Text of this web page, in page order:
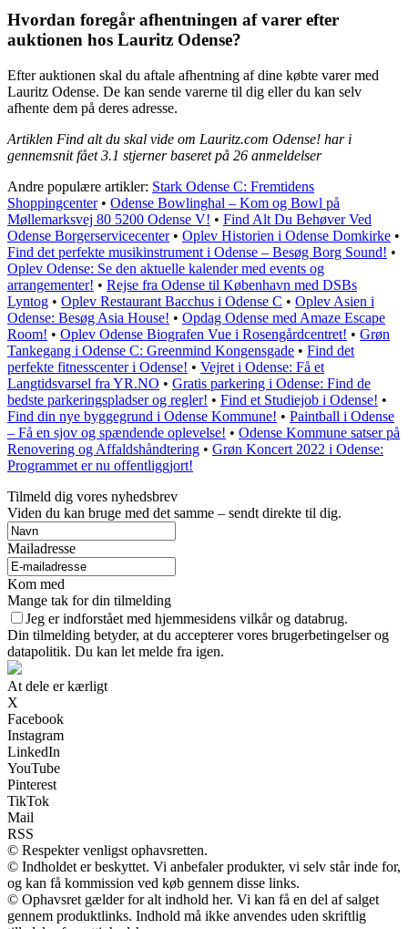
Hvordan foregår afhentningen af varer efter
auktionen hos Lauritz Odense?
Efter auktionen skal du aftale afhentning af dine købte varer med
Lauritz Odense. De kan sende varerne til dig eller du kan selv
afhente dem på deres adresse.
Artiklen Find alt du skal vide om Lauritz.com Odense! har i
gennemsnit fået3.1 stjerner baseret på 26 anmeldelser
Andre populære artikler: Stark Odense C: Fremtidens
Shoppingcenter• Odense Bowlinghal – Kom og Bowl på
Møllemarksvej 80 5200 Odense V! • Find Alt Du Behøver Ved
Odense Borgerservicecenter• Oplev Historien i Odense Domkirke •
Find det perfekte musikinstrument i Odense – Besøg Borg Sound! •
Oplev Odense: Se den aktuelle kalender med events og
arrangementer! • Rejse fra Odense til København med DSBs
Lyntog • Oplev Restaurant Bacchus i Odense C • Oplev Asien i
Odense: Besøg Asia House! • Opdag Odense med Amaze Escape
Room! • Oplev Odense Biografen Vue i Rosengårdcentret! • Grøn
Tankegang i Odense C: Greenmind Kongensgade • Find det
perfekte fitnesscenter i Odense! • Vejret i Odense: Få et
Langtidsvarsel fra YR.NO • Gratis parkering i Odense: Find de
bedste parkeringspladser og regler! • Find et Studiejob i Odense! •
Find din nye byggegrund i Odense Kommune! • Paintball i Odense
– Få en sjov og spændende oplevelse! • Odense Kommune satser på
Renovering og Affaldshåndtering • Grøn Koncert 2022 i Odense:
Programmet er nu offentliggjort!
Tilmeld dig vores nyhedsbrev
Viden du kan bruge med det samme – sendt direkte til dig.
Mailadresse
Kom med
Mange tak for din tilmelding
Jeg er indforstået med hjemmesidens vilkår og databrug.
Din tilmelding betyder, at du accepterer vores brugerbetingelser og
datapolitik. Du kan let melde fra igen.
At dele er kærligt
X
Facebook
Instagram
LinkedIn
YouTube
Pinterest
TikTok
Mail
RSS
© Respekter venligst ophavsretten.
© Indholdet er beskyttet. Vi anbefaler produkter, vi selv står inde for,
og kan få kommission ved køb gennem disse links.
© Ophavsret gælder for alt indhold her. Vi kan få en del af salget
gennem produktlinks. Indhold må ikke anvendes uden skriftlig